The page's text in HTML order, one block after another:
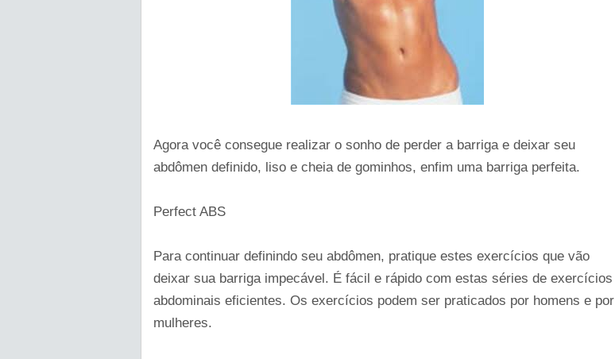
Agora você consegue realizar o sonho de perder a barriga e deixar seu
abdômen definido, liso e cheia de gominhos, enfim uma barriga perfeita.
Perfect ABS
Para continuar definindo seu abdômen, pratique estes exercícios que vão
deixar sua barriga impecável. É fácil e rápido com estas séries de exercícios
abdominais eficientes. Os exercícios podem ser praticados por homens e por
mulheres.